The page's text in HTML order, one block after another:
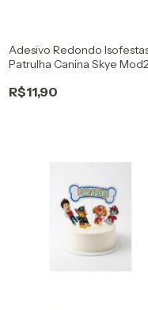
Adesivo Redondo
Patrulha Canina Skye
R$11,90